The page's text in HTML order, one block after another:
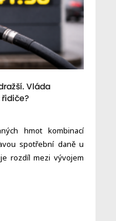
Vláda
hmot kombinací
spotřební daně u
rozdíl mezi vývojem